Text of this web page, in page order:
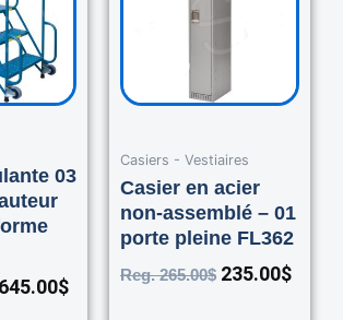
03
645.00$
Casiers - Vestiaires
Casier en acier
non-assemblé – 01
porte pleine FL362
Reg.265.00$ 235.00$